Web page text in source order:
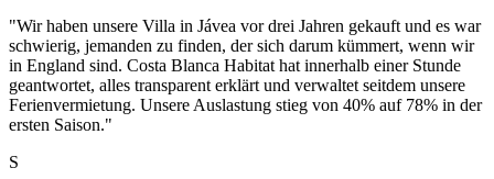
"Wir haben unsere Villa in Jávea vor drei Jahren gekauft und es war
schwierig, jemanden zu finden, der sich darum kümmert, wenn wir
in England sind. Costa Blanca Habitat hat innerhalb einer Stunde
geantwortet, alles transparent erklärt und verwaltet seitdem unsere
Ferienvermietung. Unsere Auslastung stieg von 40% auf 78% in der
ersten Saison."
S